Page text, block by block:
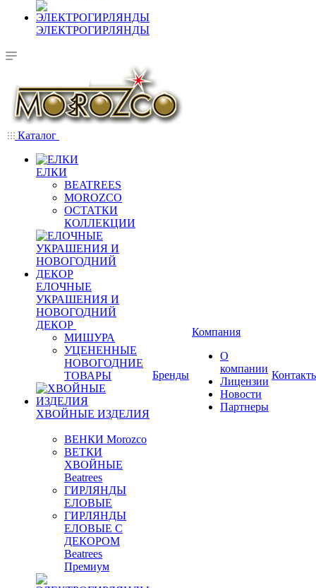
ЭЛЕКТРОГИРЛЯНДЫ
Каталог
ЕЛКИ
BEATREES
MOROZCO
ОСТАТКИ
КОЛЛЕКЦИИ
ЕЛОЧНЫЕ
УКРАШЕНИЯ И
НОВОГОДНИЙ
ДЕКОР
МИШУРА
УЦЕНЕННЫЕ
НОВОГОДНИЕ
ТОВАРЫ
ХВОЙНЫЕ ИЗДЕЛИЯ
ВЕНКИ Morozco
ВЕТКИ
ХВОЙНЫЕ
Beatrees
ГИРЛЯНДЫ
ЕЛОВЫЕ
ГИРЛЯНДЫ
ЕЛОВЫЕ С
ДЕКОРОМ
Beatrees
Премиум
Бренды
Компания
О
компании
Лицензии
Новости
Партнеры